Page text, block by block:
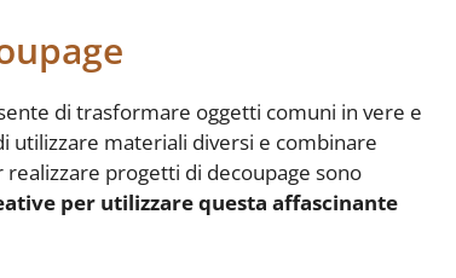
di trasformare oggetti comuni in vere e
utilizzare materiali diversi e combinare
progetti di decoupage sono
per utilizzare questa affascinante